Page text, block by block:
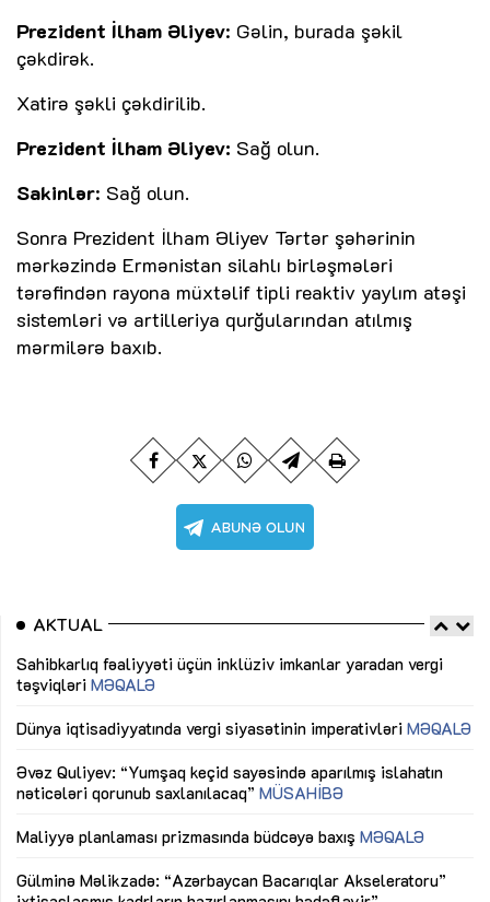
Prezident İlham Əliyev: Gəlin, burada şəkil
çəkdirək.
Xatirə şəkli çəkdirilib.
Prezident İlham Əliyev: Sağ olun.
Sakinlər: Sağ olun.
Sonra Prezident İlham Əliyev Tərtər şəhərinin
mərkəzində Ermənistan silahlı birləşmələri
tərəfindən rayona müxtəlif tipli reaktiv yaylım atəşi
sistemləri və artilleriya qurğularından atılmış
mərmilərə baxıb.
AKTUAL
Sahibkarlıq fəaliyyəti üçün inklüziv imkanlar yaradan vergi
təşviqləri MƏQALƏ
Dünya iqtisadiyyatında vergi siyasətinin imperativləri MƏQALƏ
Əvəz Quliyev: “Yumşaq keçid sayəsində aparılmış islahatın
nəticələri qorunub saxlanılacaq” MÜSAHİBƏ
Maliyyə planlaması prizmasında büdcəyə baxış MƏQALƏ
Gülminə Məlikzadə: “Azərbaycan Bacarıqlar Akseleratoru”